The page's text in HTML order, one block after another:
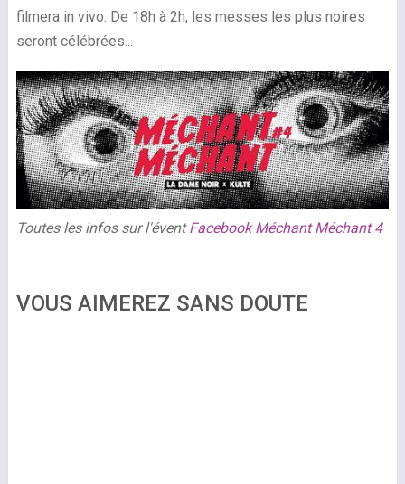
filmera in vivo. De 18h à 2h, les messes les plus noires
seront célébrées...
Toutes les infos sur l'éventFacebook Méchant Méchant 4
VOUS AIMEREZ SANS DOUTE